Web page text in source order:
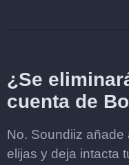
¿Se
cuenta de
No. Soundiiz añade
elijas y deja intacta